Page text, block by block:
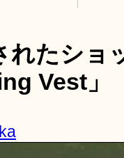
れたショ
Vest」